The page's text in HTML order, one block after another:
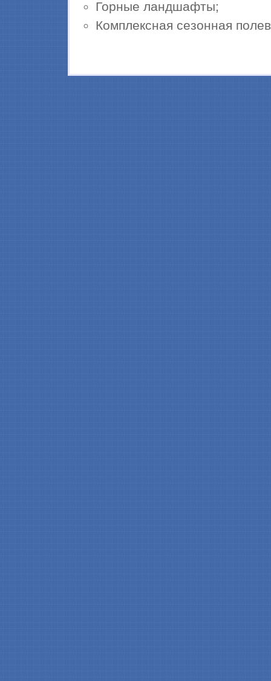
Горные ландшафты;
Комплексная сезонная